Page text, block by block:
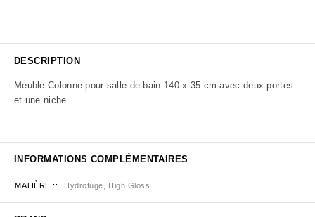
DESCRIPTION
Meuble Colonne pour salle de bain 140 x 35 cm avec deux portes
et une niche
INFORMATIONS COMPLÉMENTAIRES
MATIÈRE : Hydrofuge, High Gloss